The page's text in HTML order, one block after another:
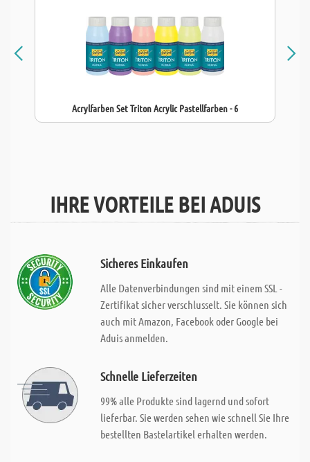
Acrylfarben Set Triton Acrylic Pastellfarben - 6
IHRE VORTEILE BEI ADUIS
Sicheres Einkaufen
Alle Datenverbindungen sind mit einem SSL -
Zertifikat sicher verschlusselt. Sie können sich
auch mit Amazon, Facebook oder Google bei
Aduis anmelden.
Schnelle Lieferzeiten
99% alle Produkte sind lagernd und sofort
lieferbar. Sie werden sehen wie schnell Sie Ihre
bestellten Bastelartikel erhalten werden.